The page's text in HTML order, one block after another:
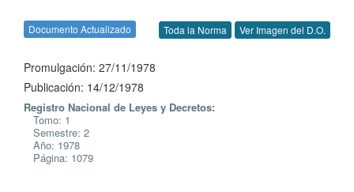
Documento Actualizado Toda la Norma Ver Imagen del D.O.
Promulgación: 27/11/1978
Publicación: 14/12/1978
Registro Nacional de Leyes y Decretos:
Tomo: 1
Semestre: 2
Año: 1978
Página: 1079